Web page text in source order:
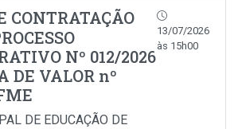
CONTRATAÇÃO
Nº 012/2026
DE VALOR nº
13/07/2026
às 15h00
DE EDUCAÇÃO DE